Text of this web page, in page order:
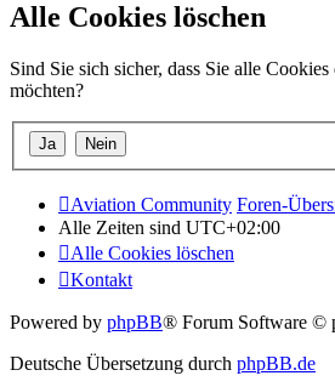
Alle Cookies löschen
Sind Sie sich sicher, dass Sie alle Cookies
möchten?
Aviation Community Foren-
Alle Zeiten sind UTC+02:00
Alle Cookies löschen
Kontakt
Powered by phpBB® Forum Software ©
Deutsche Übersetzung durch phpBB.de